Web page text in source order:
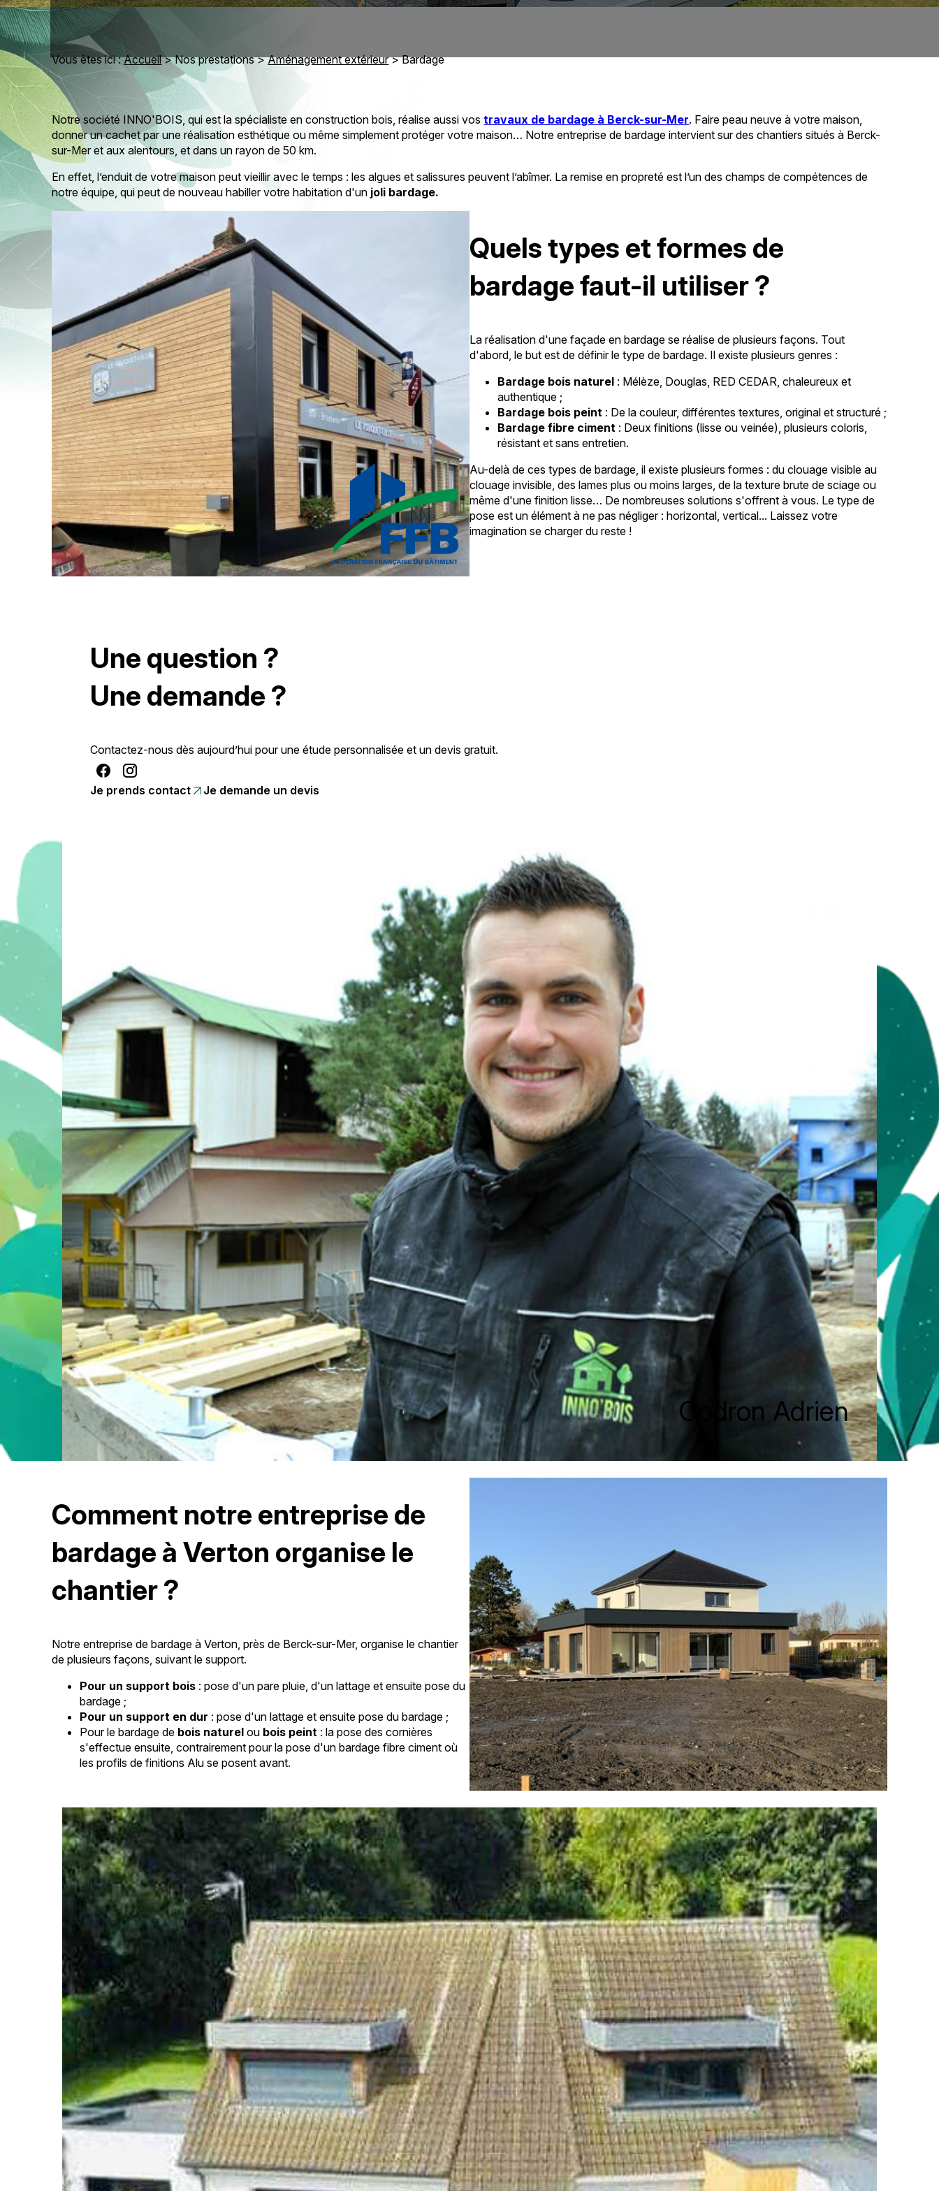
Vous êtes ici : Accueil>Nos prestations>Aménagement extérieur> Bardage
Notre société INNO'BOIS, qui est la spécialiste en construction bois, réalise aussi vostravaux de bardage à Berck-sur-Mer. Faire peau neuve à votre maison,
donner un cachet par une réalisation esthétique ou même simplement protéger votre maison… Notre entreprise de bardage intervient sur des chantiers situés à Berck-
sur-Mer et aux alentours, et dans un rayon de 50 km.
En effet, l’enduit de votre maison peut vieillir avec le temps : les algues et salissures peuvent l’abîmer. La remise en propreté est l’un des champs de compétences de
notre équipe, qui peut de nouveau habiller votre habitation d'un joli bardage.
Quels types et formes de
bardage faut-il utiliser ?
La réalisation d'une façade en bardage se réalise de plusieurs façons. Tout
d'abord, le but est de définir le type de bardage. Il existe plusieurs genres :
Bardage bois naturel : Mélèze, Douglas, RED CEDAR, chaleureux et
authentique ;
Bardage bois peint : De la couleur, différentes textures, original et structuré ;
Bardage fibre ciment : Deux finitions (lisse ou veinée), plusieurs coloris,
résistant et sans entretien.
Au-delà de ces types de bardage, il existe plusieurs formes : du clouage visible au
clouage invisible, des lames plus ou moins larges, de la texture brute de sciage ou
même d'une finition lisse… De nombreuses solutions s'offrent à vous. Le type de
pose est un élément à ne pas négliger : horizontal, vertical... Laissez votre
imagination se charger du reste !
Une question ?
Une demande ?
Contactez-nous dès aujourd’hui pour une étude personnalisée et un devis gratuit.
Je prends contact Je demande un devis
Codron Adrien
Comment notre entreprise de
bardage à Verton organise le
chantier ?
Notre entreprise de bardage à Verton, près de Berck-sur-Mer, organise le chantier
de plusieurs façons, suivant le support.
Pour un support bois : pose d'un pare pluie, d'un lattage et ensuite pose du
bardage ;
Pour un support en dur : pose d'un lattage et ensuite pose du bardage ;
Pour le bardage de bois naturel ou bois peint : la pose des cornières
s'effectue ensuite, contrairement pour la pose d'un bardage fibre ciment où
les profils de finitions Alu se posent avant.